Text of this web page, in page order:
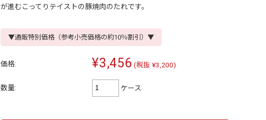
が進むこってりテイストの豚焼肉のたれです。
▼通販特別価格（参考小売価格の約10％割引）▼
価格: ¥3,456 (税抜 ¥3,200)
数量: ケース